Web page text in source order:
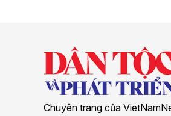
Chuyên trang của